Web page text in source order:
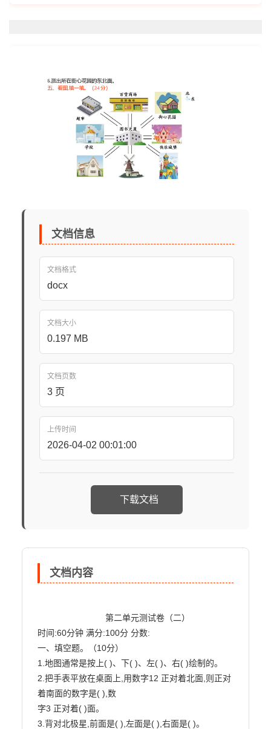
文档信息
文档格式
docx
文档大小
0.197 MB
文档页数
3 页
上传时间
2026-04-02 00:01:00
下载文档
文档内容
时间:60分钟 满分:100分 分数:
一、填空题。（10分）
1.地图通常是按上( )、下( )、左( )、右( )绘制的。
2.把手表平放在桌面上,用数字12 正对着北面,则正对
着南面的数字是( ),数
字3 正对着( )面。
3.背对北极星,前面是( ),左面是( ),右面是( )。